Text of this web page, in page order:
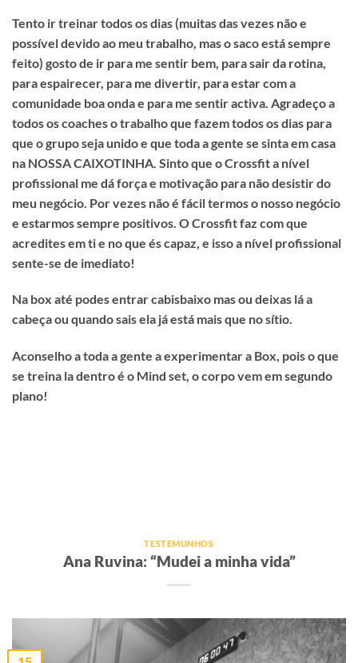
Tento ir treinar todos os dias (muitas das vezes não e
possível devido ao meu trabalho, mas o saco está sempre
feito) gosto de ir para me sentir bem, para sair da rotina,
para espairecer, para me divertir, para estar com a
comunidade boa onda e para me sentir activa. Agradeço a
todos os coaches o trabalho que fazem todos os dias para
que o grupo seja unido e que toda a gente se sinta em casa
na NOSSA CAIXOTINHA. Sinto que o Crossfit a nível
profissional me dá força e motivação para não desistir do
meu negócio. Por vezes não é fácil termos o nosso negócio
e estarmos sempre positivos. O Crossfit faz com que
acredites em ti e no que és capaz, e isso a nível profissional
sente-se de imediato!
Na box até podes entrar cabisbaixo mas ou deixas lá a
cabeça ou quando sais ela já está mais que no sítio.
Aconselho a toda a gente a experimentar a Box, pois o que
se treina la dentro é o Mind set, o corpo vem em segundo
plano!
TESTEMUNHOS
Ana Ruvina: “Mudei a minha vida”